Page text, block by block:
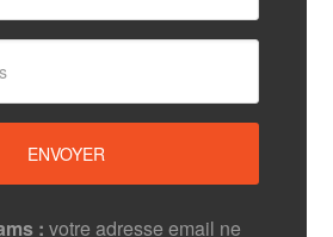
: votre adresse email ne